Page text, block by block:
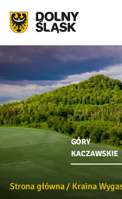
Strona główna Kraina
GÓRY
KACZAWSKIE